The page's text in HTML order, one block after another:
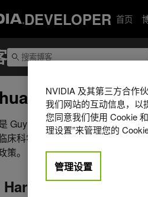
DEVELOPER 首页
Guy ’ s & St Thomas 的 NHS
床科学计算部门负责人，他的团
策。
Shuaib
NVIDIA 及其第三方合作
我们网站的互动信息，以
您同意我们使用 Cookie
理设置”来管理您的
管理设置